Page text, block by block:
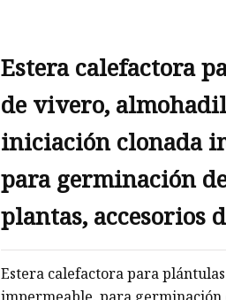
Estera calefactora
de vivero,
iniciación clonada
para germinación
plantas, accesorios
de 220V
Estera calefactora para